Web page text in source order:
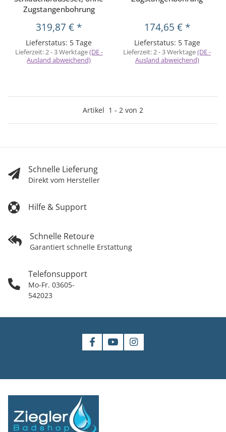
Zugstangenbohrung
319,87 € *
Lieferstatus: 5 Tage
Lieferzeit:2 - 3 Werktage(DE -
Ausland abweichend)
174,65 € *
Lieferstatus: 5 Tage
Lieferzeit:2 - 3 Werktage(DE -
Ausland abweichend)
Artikel 1 - 2 von 2
Schnelle Lieferung
Direkt vom Hersteller
Hilfe & Support
Schnelle Retoure
Garantiert schnelle Erstattung
Telefonsupport
Mo-Fr. 03605-
542023